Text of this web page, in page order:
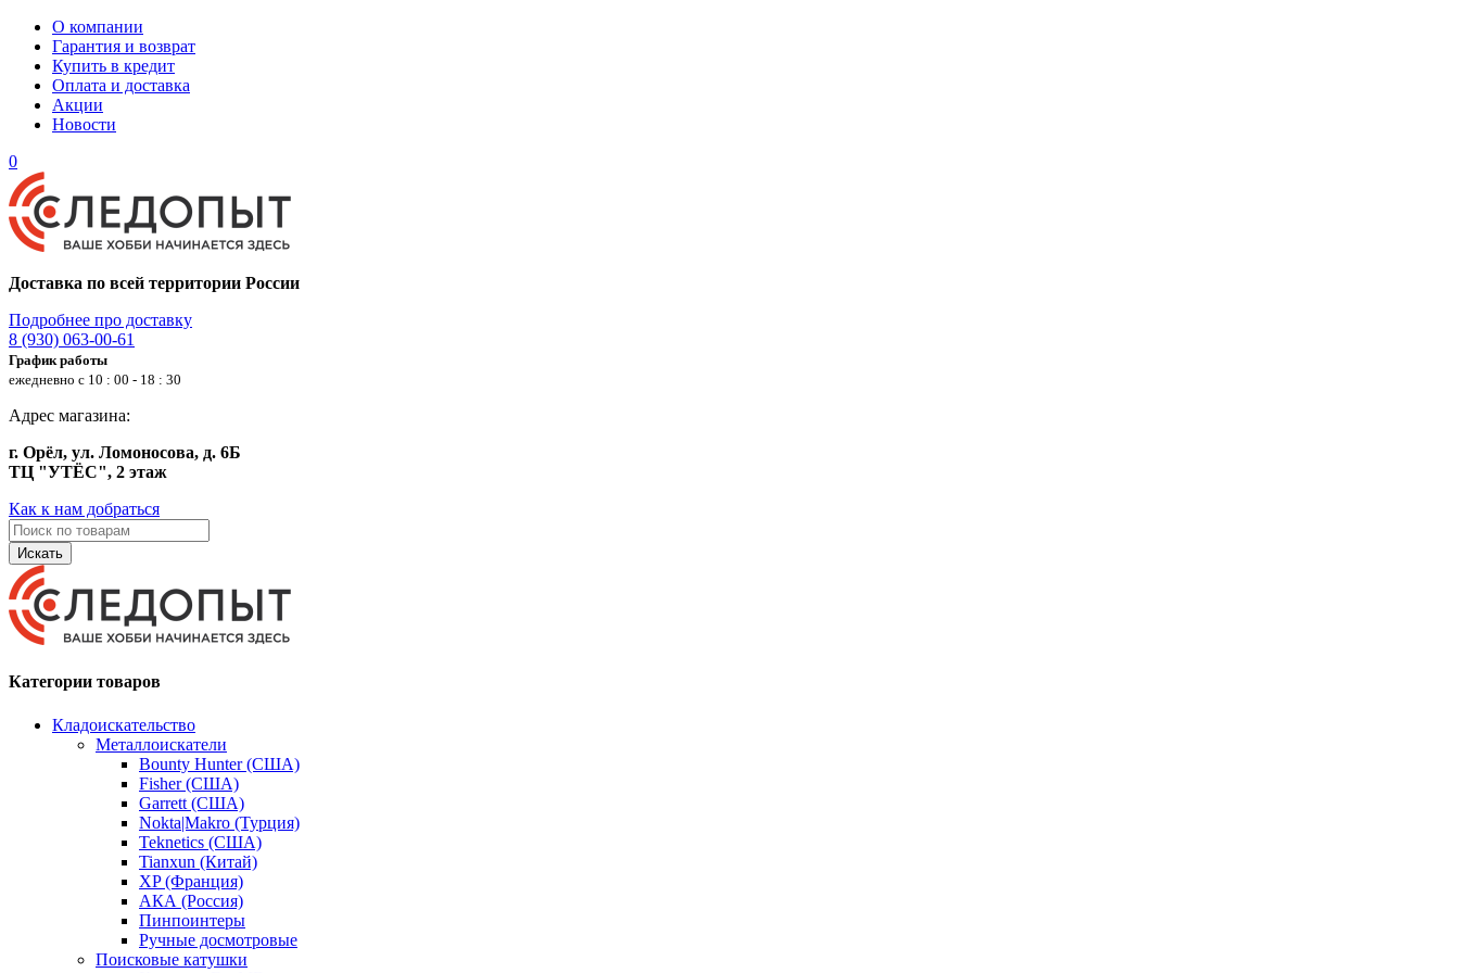
О компании
Гарантия и возврат
Купить в кредит
Оплата и доставка
Акции
Новости
0
Доставка по всей территории России
Подробнее про доставку
8 (930) 063-00-61
График работы
ежедневно с 10 : 00 - 18 : 30
Адрес магазина:
г. Орёл, ул. Ломоносова, д. 6Б
ТЦ "УТЁС", 2 этаж
Как к нам добраться
Искать
Категории товаров
Кладоискательство
Металлоискатели
Bounty Hunter (США)
Fisher (США)
Garrett (США)
Nokta|Makro (Турция)
Teknetics (США)
Tianxun (Китай)
XP (Франция)
АКА (Россия)
Пинпоинтеры
Ручные досмотровые
Поисковые катушки